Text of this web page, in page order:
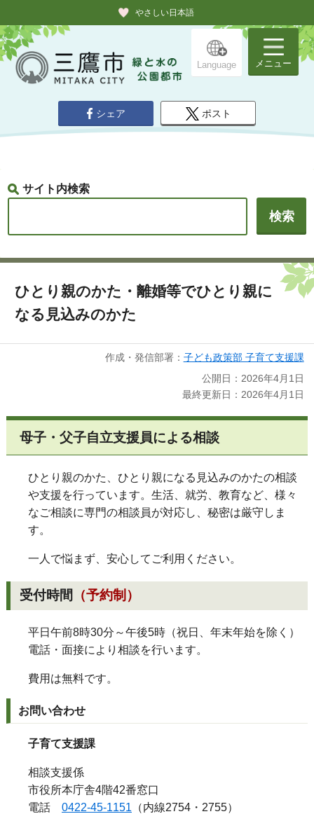
やさしい日本語
Language メニュー
シェア ポスト
サイト内検索
ひとり親のかた・離婚等でひとり親に
なる見込みのかた
作成・発信部署： 子ども政策部 子育て支援課
公開日：2026年4月1日
最終更新日：2026年4月1日
母子・父子自立支援員による相談
ひとり親のかた、ひとり親になる見込みのかたの相談
や支援を行っています。生活、就労、教育など、様々
なご相談に専門の相談員が対応し、秘密は厳守しま
す。
一人で悩まず、安心してご利用ください。
受付時間 （予約制）
平日午前8時30分～午後5時（祝日、年末年始を除く）
電話・面接により相談を行います。
費用は無料です。
お問い合わせ
子育て支援課
相談支援係
市役所本庁舎4階42番窓口
電話 0422-45-1151 （内線2754・2755）